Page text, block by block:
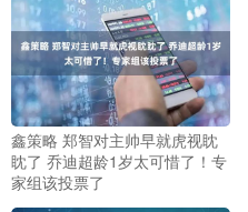
鑫策略 郑智对主帅早就虎视眈
眈了 乔迪超龄1岁太可惜了！专
家组该投票了